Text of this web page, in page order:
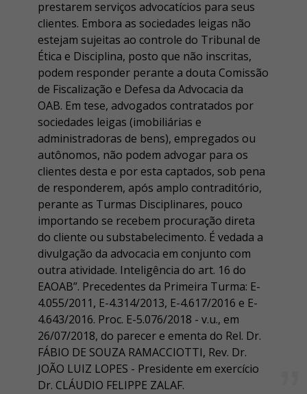
prestarem serviços advocatícios para seus
clientes. Embora as sociedades leigas não
estejam sujeitas ao controle do Tribunal de
Ética e Disciplina, posto que não inscritas,
podem responder perante a douta Comissão
de Fiscalização e Defesa da Advocacia da
OAB. Em tese, advogados contratados por
sociedades leigas (imobiliárias e
administradoras de bens), empregados ou
autônomos, não podem advogar para os
clientes desta e por esta captados, sob pena
de responderem, após amplo contraditório,
perante as Turmas Disciplinares, pouco
importando se recebem procuração direta
do cliente ou substabelecimento. É vedada a
divulgação da advocacia em conjunto com
outra atividade. Inteligência do art. 16 do
EAOAB”. Precedentes da Primeira Turma: E-
4.055/2011, E-4.314/2013, E-4.617/2016 e E-
4.643/2016. Proc. E-5.076/2018 - v.u., em
26/07/2018, do parecer e ementa do Rel. Dr.
FÁBIO DE SOUZA RAMACCIOTTI, Rev. Dr.
JOÃO LUIZ LOPES - Presidente em exercício
Dr. CLÁUDIO FELIPPE ZALAF.